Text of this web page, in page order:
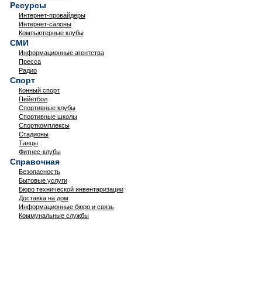
Ресурсы
Интернет-провайдеры
Интернет-салоны
Компьютерные клубы
СМИ
Информационные агентства
Пресса
Радио
Спорт
Конный спорт
Пейнтбол
Спортивные клубы
Спортивные школы
Спорткомплексы
Стадионы
Танцы
Фитнес-клубы
Справочная
Безопасность
Бытовые услуги
Бюро технической инвентаризации
Доставка на дом
Информационные бюро и связь
Коммунальные службы